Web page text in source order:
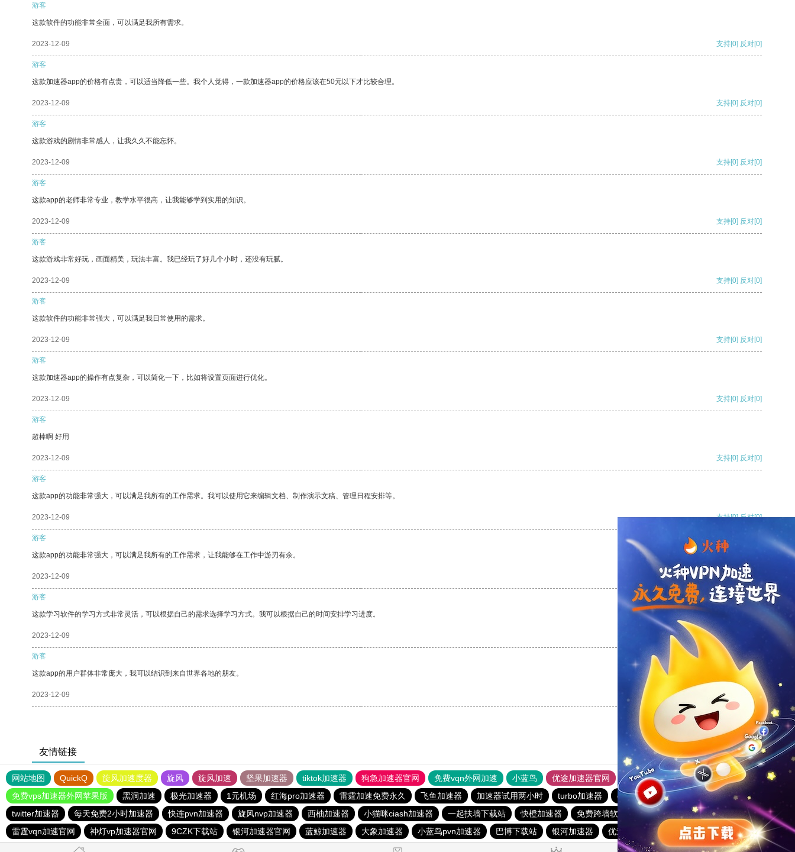
游客
这款软件的功能非常全面，可以满足我所有需求。
2023-12-09 支持[0] 反对[0]
游客
这款加速器app的价格有点贵，可以适当降低一些。我个人觉得，一款加速器app的价格应该在50元以下才比较合理。
2023-12-09 支持[0] 反对[0]
游客
这款游戏的剧情非常感人，让我久久不能忘怀。
2023-12-09 支持[0] 反对[0]
游客
这款app的老师非常专业，教学水平很高，让我能够学到实用的知识。
2023-12-09 支持[0] 反对[0]
游客
这款游戏非常好玩，画面精美，玩法丰富。我已经玩了好几个小时，还没有玩腻。
2023-12-09 支持[0] 反对[0]
游客
这款软件的功能非常强大，可以满足我日常使用的需求。
2023-12-09 支持[0] 反对[0]
游客
这款加速器app的操作有点复杂，可以简化一下，比如将设置页面进行优化。
2023-12-09 支持[0] 反对[0]
游客
超棒啊 好用
2023-12-09 支持[0] 反对[0]
游客
这款app的功能非常强大，可以满足我所有的工作需求。我可以使用它来编辑文档、制作演示文稿、管理日程安排等。
2023-12-09 支持[0] 反对[0]
游客
这款app的功能非常强大，可以满足我所有的工作需求，让我能够在工作中游刃有余。
2023-12-09 支持[0] 反对
游客
这款学习软件的学习方式非常灵活，可以根据自己的需求选择学习方式。我可以根据自己的时间安排学习进度。
2023-12-09 支持
游客
这款app的用户群体非常庞大，我可以结识到来自世界各地的朋友。
2023-12-09 支持 反对 [0]
友情链接
网站地图 QuickQ 旋风加速度器 旋风 旋风加速 坚果加速器 tiktok加速器 狗急加速器官网 免费vqn外网加速 小蓝鸟 优途加速器官网 风驰加速器 旋风加速器
八戒看书
免费vps加速器外网苹果版
黑洞加速 极光加速器 1元机场 红海pro加速器 雷霆加速免费永久 飞鱼加速器 加速器试用两小时 turbo加速器 quickq ios加速器
夏时国际加速器
twitter加速器
每天免费2小时加速器 快连pvn加速器 旋风nvp加速器 西柚加速器 小猫咪ciash加速器 一起扶墙下载站 快橙加速器 免费跨墙软件 hammer加速器
极光vp加速器
雷霆vqn加速官网
神灯vp加速器官网 9CZK下载站 银河加速器官网 蓝鲸加速器 大象加速器 小蓝鸟pvn加速器 巴博下载站 银河加速器 优途加速器 洋葱加速器 星云加速器